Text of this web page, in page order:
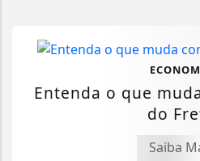
Entenda o que
do
Saiba